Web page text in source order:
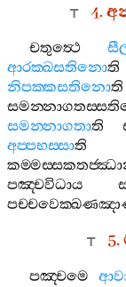
4.
චතුත්‍ථෙ
ආරක‍්ඛසතිනොති
නිපක‍්කසතිනොති
සමන‍්නාගතාති
අප‍්පභස‍්සාති
පඤ‍්චවිධාය
5.
පඤ‍්චමෙ